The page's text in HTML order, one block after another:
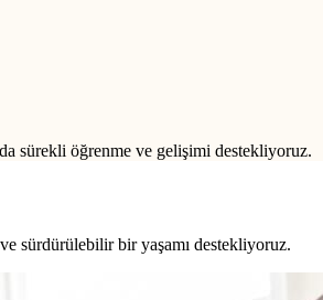
sürekli öğrenme ve gelişimi destekliyoruz.
sürdürülebilir bir yaşamı destekliyoruz.